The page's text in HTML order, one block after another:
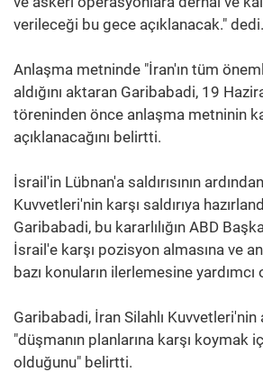
verileceği bu gece açıklanacak." dedi.
Anlaşma metninde "İran'ın tüm
aldığını aktaran Garibabadi, 19
töreninden önce anlaşma metninin
açıklanacağını belirtti.
İsrail'in Lübnan'a saldırısının
Kuvvetleri'nin karşı saldırıya
Garibabadi, bu kararlılığın ABD
İsrail'e karşı pozisyon almasına ve
bazı konuların ilerlemesine
Garibabadi, İran Silahlı
"düşmanın planlarına karşı koymak
olduğunu" belirtti.